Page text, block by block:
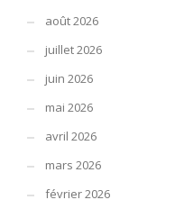
août 2026
juillet 2026
juin 2026
mai 2026
avril 2026
mars 2026
février 2026